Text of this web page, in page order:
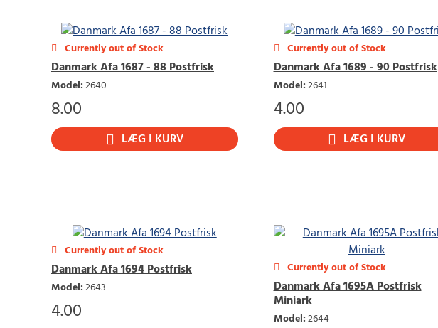
Currently out of Stock
Danmark Afa 1687 - 88 Postfrisk
Model:2640
8.00
LÆG I KURV
Currently out of Stock
Danmark Afa 1689 - 90 Postfrisk
Model:2641
4.00
LÆG I KURV
Currently out of Stock
Danmark Afa 1694 Postfrisk
Model:2643
4.00
Currently out of Stock
Danmark Afa 1695A Postfrisk
Miniark
Model:2644